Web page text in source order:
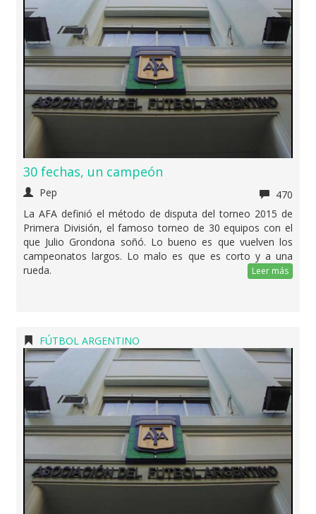
30 fechas, un campeón
Pep
470
La AFA definió el método de disputa del torneo 2015 de
Primera División, el famoso torneo de 30 equipos con el
que Julio Grondona soñó. Lo bueno es que vuelven los
campeonatos largos. Lo malo es que es corto y a una
rueda.
Leer más
FÚTBOL ARGENTINO